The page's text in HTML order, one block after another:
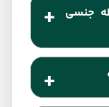
جنسی را
مصرف